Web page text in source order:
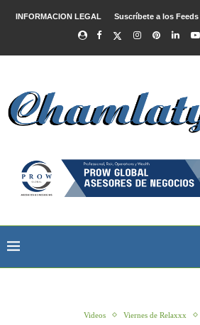
INFORMACION LEGAL Suscríbete a los Feeds
Videos Viernes de Relaxxx